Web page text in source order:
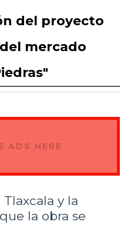
del proyecto
mercado
ADS HERE
y la
la obra se